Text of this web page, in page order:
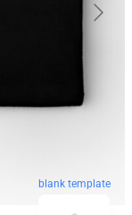
blank template